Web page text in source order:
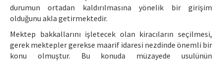
durumun ortadan kaldırılmasına yönelik bir girişim
olduğunu akla getirmektedir.
Mektep bakkallarını işletecek olan kiracıların seçilmesi,
gerek mektepler gerekse maarif idaresi nezdinde önemli bir
konu olmuştur. Bu konuda müzayede usulünün